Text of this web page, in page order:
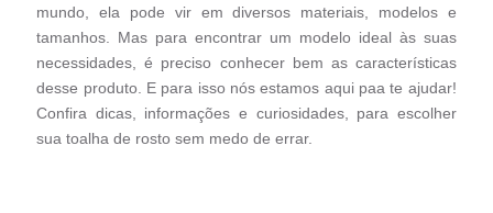
mundo, ela pode vir em diversos materiais, modelos e
tamanhos. Mas para encontrar um modelo ideal às suas
necessidades, é preciso conhecer bem as características
desse produto. E para isso nós estamos aqui paa te ajudar!
Confira dicas, informações e curiosidades, para escolher
sua toalha de rosto sem medo de errar.